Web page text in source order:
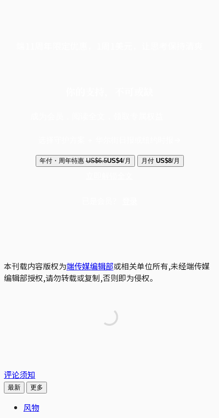
年付・周年特惠 US$6.5US$4/月 月付 US$8/月
本刊载内容版权为端传媒编辑部或相关单位所有,未经端传媒
编辑部授权,请勿转载或复制,否则即为侵权。
评论须知
最新 更多
风物